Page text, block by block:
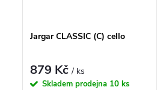
Jargar CLASSIC (C) cello
879 Kč/ ks
Skladem prodejna 10 ks